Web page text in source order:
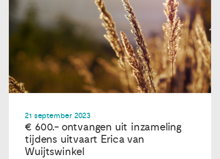
21 september 2023
€ 600.- ontvangen uit inzameling
tijdens uitvaart Erica van
Wuijtswinkel